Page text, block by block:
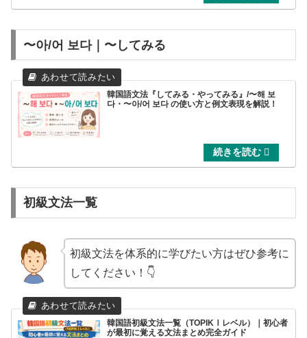
〜아/어 보다｜〜してみる
韓国語文法『してみる・やってみる』/〜해 보
다・〜아/어 보다 の使い方と例文表現を解説！
初級文法一覧
初級文法を体系的に学びたい方はぜひ参考に
してください！👇
韓国語初級文法一覧（TOPIKⅠレベル）｜初心者
が最初に覚える文法まとめ完全ガイド